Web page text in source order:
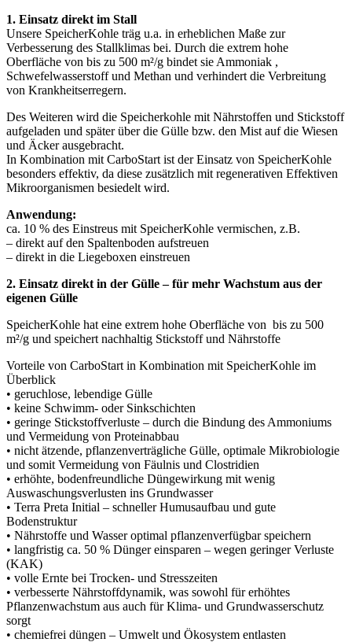
1. Einsatz direkt im Stall
Unsere SpeicherKohle träg u.a. in erheblichen Maße zur
Verbesserung des Stallklimas bei. Durch die extrem hohe
Oberfläche von bis zu 500 m²/g bindet sie Ammoniak ,
Schwefelwasserstoff und Methan und verhindert die Verbreitung
von Krankheitserregern.
Des Weiteren wird die Speicherkohle mit Nährstoffen und Stickstoff
aufgeladen und später über die Gülle bzw. den Mist auf die Wiesen
und Äcker ausgebracht.
In Kombination mit CarboStart ist der Einsatz von SpeicherKohle
besonders effektiv, da diese zusätzlich mit regenerativen Effektiven
Mikroorganismen besiedelt wird.
Anwendung:
ca. 10 % des Einstreus mit SpeicherKohle vermischen, z.B.
– direkt auf den Spaltenboden aufstreuen
– direkt in die Liegeboxen einstreuen
2. Einsatz direkt in der Gülle – für mehr Wachstum aus der
eigenen Gülle
SpeicherKohle hat eine extrem hohe Oberfläche von bis zu 500
m²/g und speichert nachhaltig Stickstoff und Nährstoffe
Vorteile von CarboStart in Kombination mit SpeicherKohle im
Überblick
• geruchlose, lebendige Gülle
• keine Schwimm- oder Sinkschichten
• geringe Stickstoffverluste – durch die Bindung des Ammoniums
und Vermeidung von Proteinabbau
• nicht ätzende, pflanzenverträgliche Gülle, optimale Mikrobiologie
und somit Vermeidung von Fäulnis und Clostridien
• erhöhte, bodenfreundliche Düngewirkung mit wenig
Auswaschungsverlusten ins Grundwasser
• Terra Preta Initial – schneller Humusaufbau und gute
Bodenstruktur
• Nährstoffe und Wasser optimal pflanzenverfügbar speichern
• langfristig ca. 50 % Dünger einsparen – wegen geringer Verluste
(KAK)
• volle Ernte bei Trocken- und Stresszeiten
• verbesserte Nährstoffdynamik, was sowohl für erhöhtes
Pflanzenwachstum aus auch für Klima- und Grundwasserschutz
sorgt
• chemiefrei düngen – Umwelt und Ökosystem entlasten